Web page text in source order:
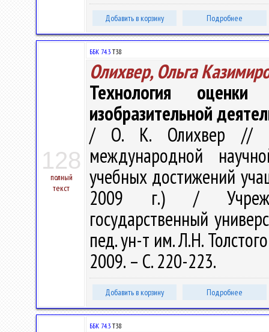
Добавить в корзину Подробнее
128
полный
текст
ББК 74.3 Т38
Олихвер, Ольга
Технология
изобразительной
/ О. К. Олихвер //
международной
учебных достижений
2009 г.) /
государственный
пед. ун-т им. Л.Н.
2009. – С. 220-223.
Добавить в корзину Подробнее
ББК 74.3 Т38